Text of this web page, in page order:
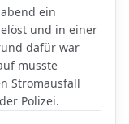
ein
und in einer
dafür war
musste
Stromausfall
Polizei.